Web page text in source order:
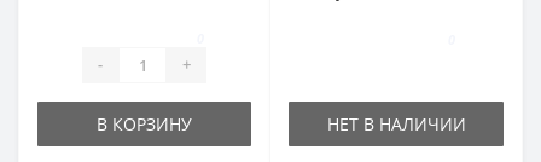
- +
В КОРЗИНУ НЕТ В НАЛИЧИИ